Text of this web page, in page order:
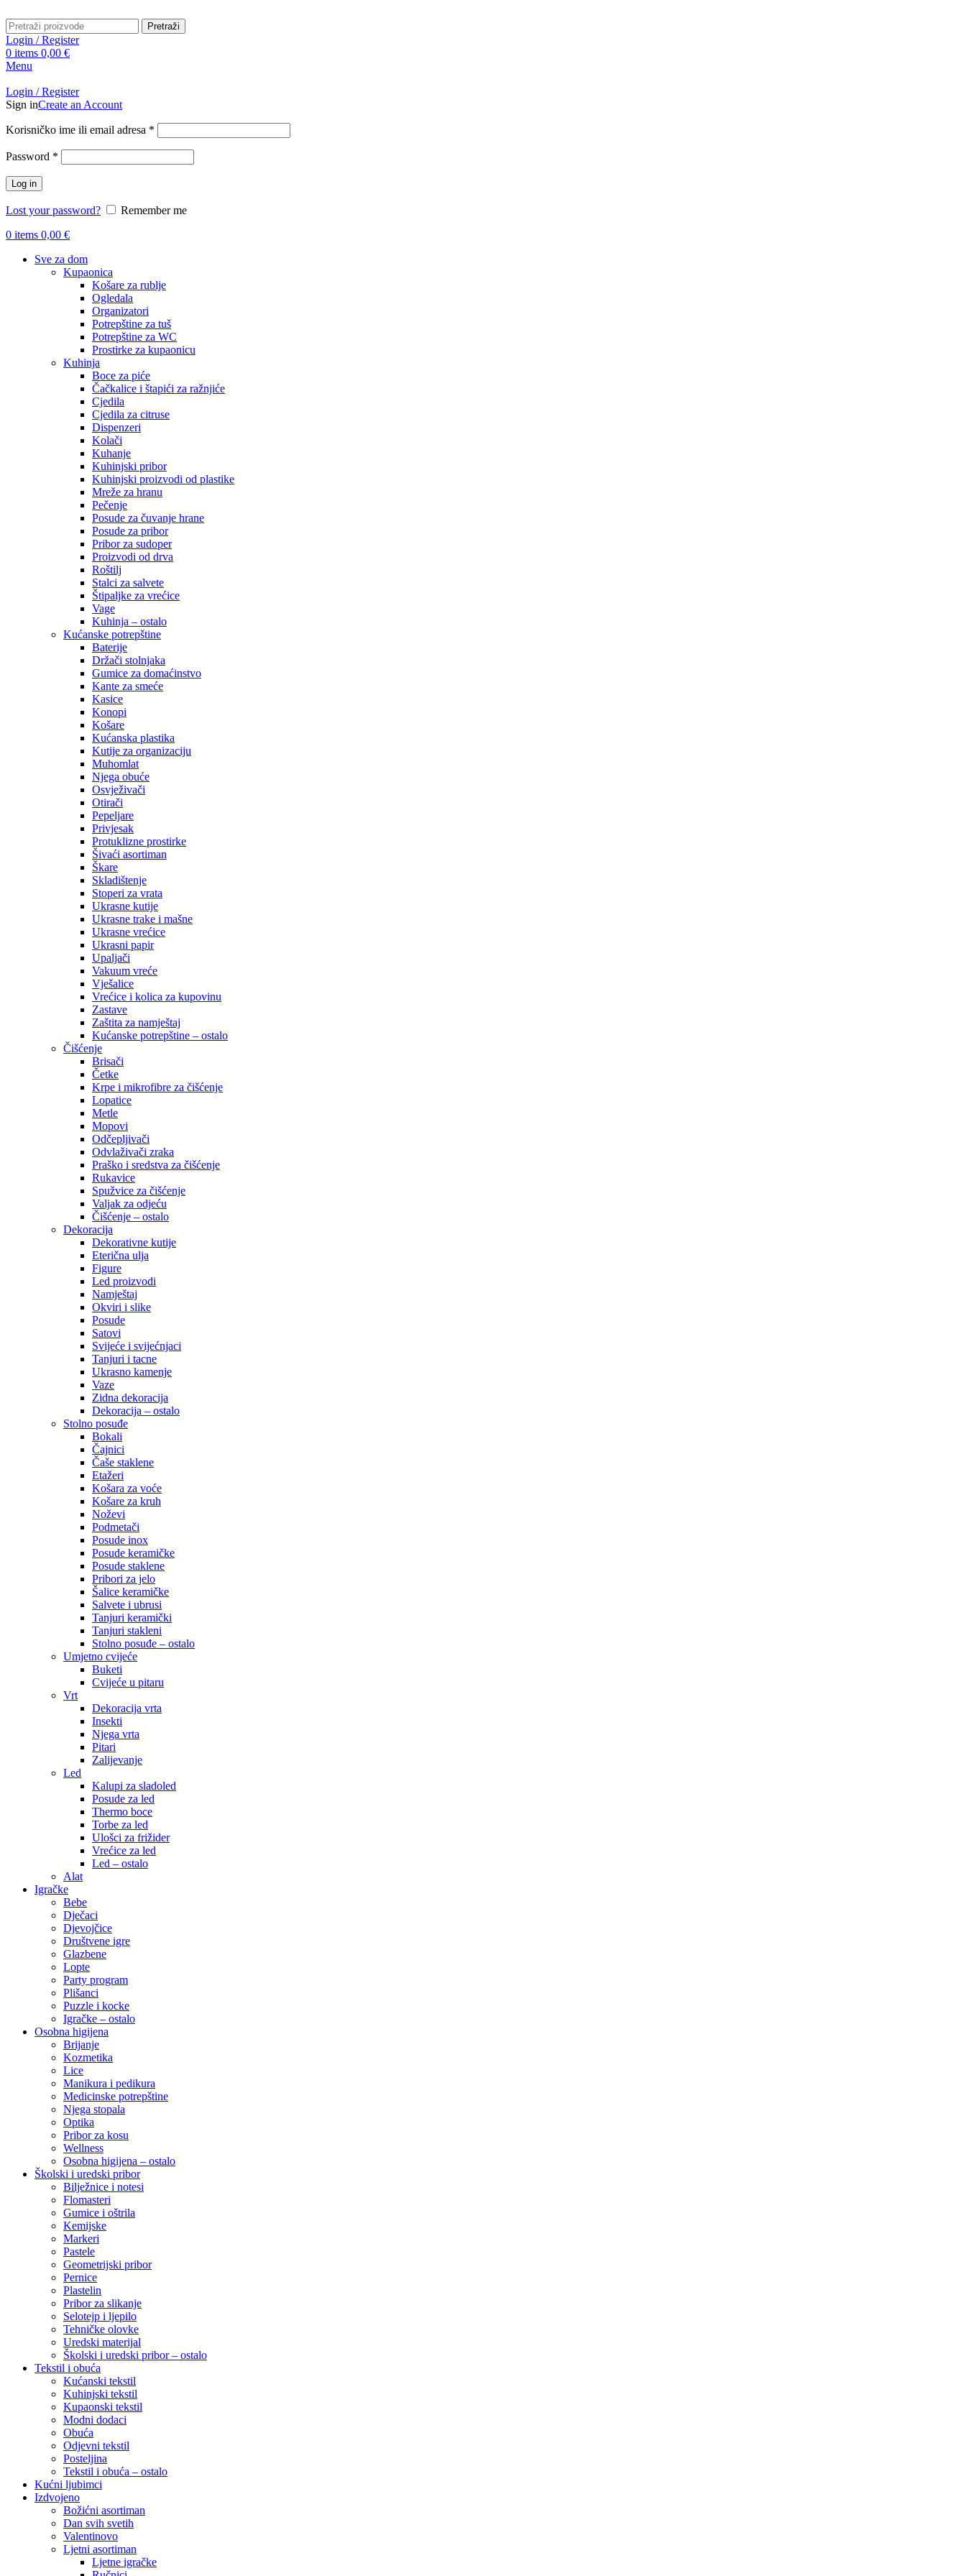
Pretraži
Login / Register
0 items 0,00 €
Menu
Login / Register
Sign inCreate an Account
Korisničko ime ili email adresa *
Password *
Log in
Lost your password?
Remember me
0 items 0,00 €
Sve za dom
Kupaonica
Košare za rublje
Ogledala
Organizatori
Potrepštine za tuš
Potrepštine za WC
Prostirke za kupaonicu
Kuhinja
Boce za piće
Čačkalice i štapići za ražnjiće
Cjedila
Cjedila za citruse
Dispenzeri
Kolači
Kuhanje
Kuhinjski pribor
Kuhinjski proizvodi od plastike
Mreže za hranu
Pečenje
Posude za čuvanje hrane
Posude za pribor
Pribor za sudoper
Proizvodi od drva
Roštilj
Stalci za salvete
Štipaljke za vrećice
Vage
Kuhinja – ostalo
Kućanske potrepštine
Baterije
Držači stolnjaka
Gumice za domaćinstvo
Kante za smeće
Kasice
Konopi
Košare
Kućanska plastika
Kutije za organizaciju
Muhomlat
Njega obuće
Osvježivači
Otirači
Pepeljare
Privjesak
Protuklizne prostirke
Šivaći asortiman
Škare
Skladištenje
Stoperi za vrata
Ukrasne kutije
Ukrasne trake i mašne
Ukrasne vrećice
Ukrasni papir
Upaljači
Vakuum vreće
Vješalice
Vrećice i kolica za kupovinu
Zastave
Zaštita za namještaj
Kućanske potrepštine – ostalo
Čišćenje
Brisači
Četke
Krpe i mikrofibre za čišćenje
Lopatice
Metle
Mopovi
Odčepljivači
Odvlaživači zraka
Praško i sredstva za čišćenje
Rukavice
Spužvice za čišćenje
Valjak za odjeću
Čišćenje – ostalo
Dekoracija
Dekorativne kutije
Eterična ulja
Figure
Led proizvodi
Namještaj
Okviri i slike
Posude
Satovi
Svijeće i svijećnjaci
Tanjuri i tacne
Ukrasno kamenje
Vaze
Zidna dekoracija
Dekoracija – ostalo
Stolno posuđe
Bokali
Čajnici
Čaše staklene
Etažeri
Košara za voće
Košare za kruh
Noževi
Podmetači
Posude inox
Posude keramičke
Posude staklene
Pribori za jelo
Šalice keramičke
Salvete i ubrusi
Tanjuri keramički
Tanjuri stakleni
Stolno posuđe – ostalo
Umjetno cvijeće
Buketi
Cvijeće u pitaru
Vrt
Dekoracija vrta
Insekti
Njega vrta
Pitari
Zalijevanje
Led
Kalupi za sladoled
Posude za led
Thermo boce
Torbe za led
Ulošci za frižider
Vrećice za led
Led – ostalo
Alat
Igračke
Bebe
Dječaci
Djevojčice
Društvene igre
Glazbene
Lopte
Party program
Plišanci
Puzzle i kocke
Igračke – ostalo
Osobna higijena
Brijanje
Kozmetika
Lice
Manikura i pedikura
Medicinske potrepštine
Njega stopala
Optika
Pribor za kosu
Wellness
Osobna higijena – ostalo
Školski i uredski pribor
Bilježnice i notesi
Flomasteri
Gumice i oštrila
Kemijske
Markeri
Pastele
Geometrijski pribor
Pernice
Plastelin
Pribor za slikanje
Selotejp i ljepilo
Tehničke olovke
Uredski materijal
Školski i uredski pribor – ostalo
Tekstil i obuća
Kućanski tekstil
Kuhinjski tekstil
Kupaonski tekstil
Modni dodaci
Obuća
Odjevni tekstil
Posteljina
Tekstil i obuća – ostalo
Kućni ljubimci
Izdvojeno
Božićni asortiman
Dan svih svetih
Valentinovo
Ljetni asortiman
Ljetne igračke